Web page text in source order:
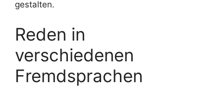
gestalten.
Reden in
verschiedenen
Fremdsprachen